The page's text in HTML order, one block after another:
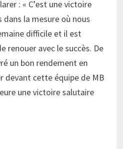
: « C’est une victoire
la mesure où nous
difficile et il est
renouer avec le succès. De
un bon rendement en
devant cette équipe de MB
une victoire salutaire